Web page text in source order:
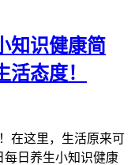
知识健康简
态度！
在这里，生活原来可
每日养生小知识健康